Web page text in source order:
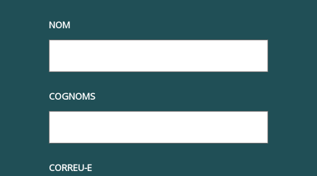
NOM
COGNOMS
CORREU-E